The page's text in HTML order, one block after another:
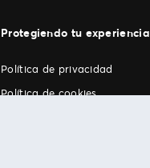
Protegiendo tu experiencia
Política de privacidad
Política de cookies